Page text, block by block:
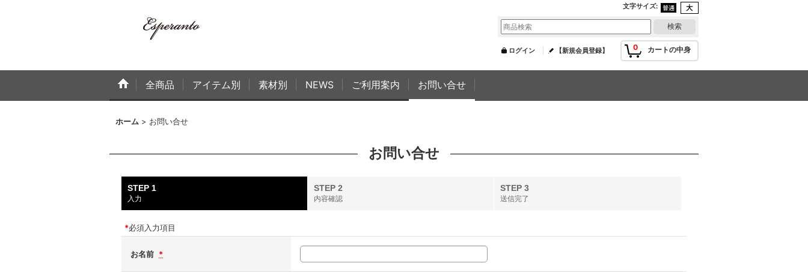
文字サイズ:
0 カートの中身
ログイン 【新規会員登録】
全商品 アイテム別 素材別 NEWS ご利用案内 お問い合せ
ホーム > お問い合せ
お問い合せ
STEP 1
入力
STEP 2
内容確認
STEP 3
送信完了
*必須入力項目
お名前 *